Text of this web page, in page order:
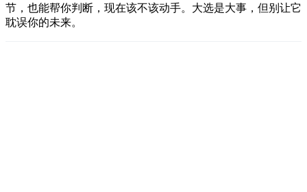
节，也能帮你判断，现在该不该动手。大选是大事，但别让它
耽误你的未来。